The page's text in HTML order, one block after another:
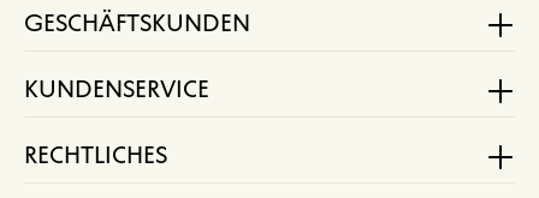
GESCHÄFTSKUNDEN
KUNDENSERVICE
RECHTLICHES